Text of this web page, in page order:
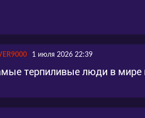
1 июля 2026 22:39
терпиливые люди в мире